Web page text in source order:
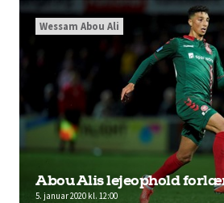
Abou Alis lejeophold
5. januar 2020 kl. 12:00
Wessam Abou Ali